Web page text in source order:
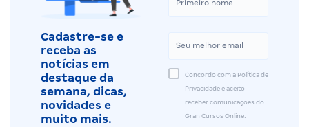
Cadastre-se e
receba as
notícias em
destaque da
semana, dicas,
novidades e
muito mais.
Concordo com a Política de
Privacidade e aceito
receber comunicações do
Gran Cursos Online.